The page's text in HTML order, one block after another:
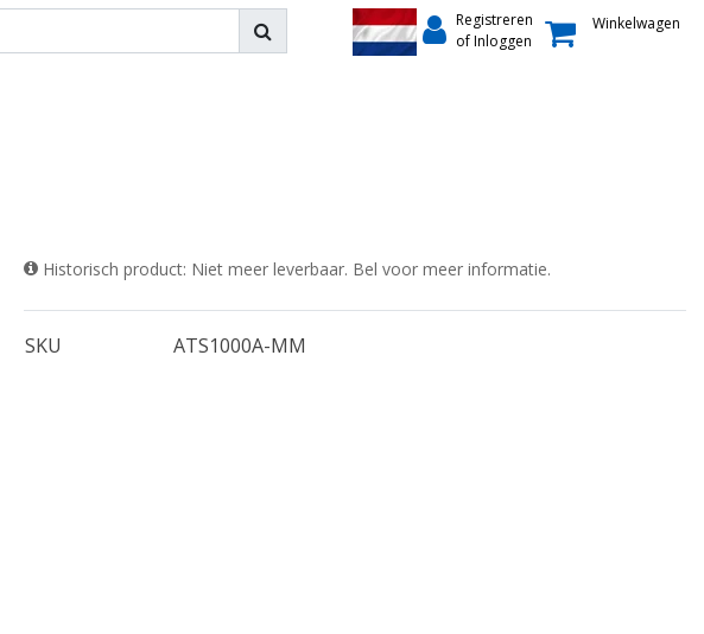
Registreren
of Inloggen
Winkelwagen
Historisch product: Niet meer leverbaar. Bel voor meer informatie.
SKU ATS1000A-MM